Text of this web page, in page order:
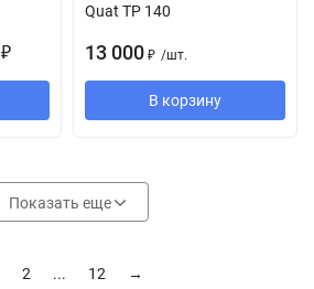
₽
Quat TP 140
13 000 ₽ /шт.
В корзину
Показать еще
2 ... 12 →